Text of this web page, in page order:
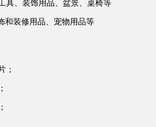
具、装饰用品、盆景、桌椅等
和装修用品、宠物用品等
；